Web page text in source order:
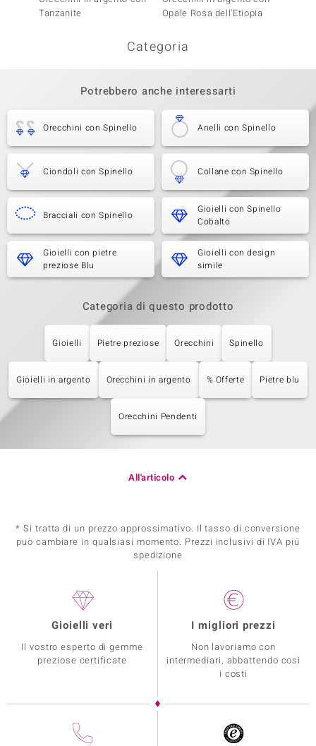
Tanzanite
Opale Rosa dell'Etiopia
Categoria
Potrebbero anche interessarti
Orecchini con Spinello Anelli con Spinello
Ciondoli con Spinello Collane con Spinello
Bracciali con Spinello
Gioielli con Spinello
Cobalto
Gioielli con pietre
preziose Blu
Gioielli con design
simile
Categoria di questo prodotto
Gioielli Pietre preziose Orecchini Spinello
Gioielli in argento Orecchini in argento % Offerte Pietre blu
Orecchini Pendenti
All'articolo
* Si tratta di un prezzo approssimativo. Il tasso di conversione
può cambiare in qualsiasi momento. Prezzi inclusivi di IVA piú
spedizione
Gioielli veri
Il vostro esperto di gemme
preziose certificate
I migliori prezzi
Non lavoriamo con
intermediari, abbattendo così
i costi